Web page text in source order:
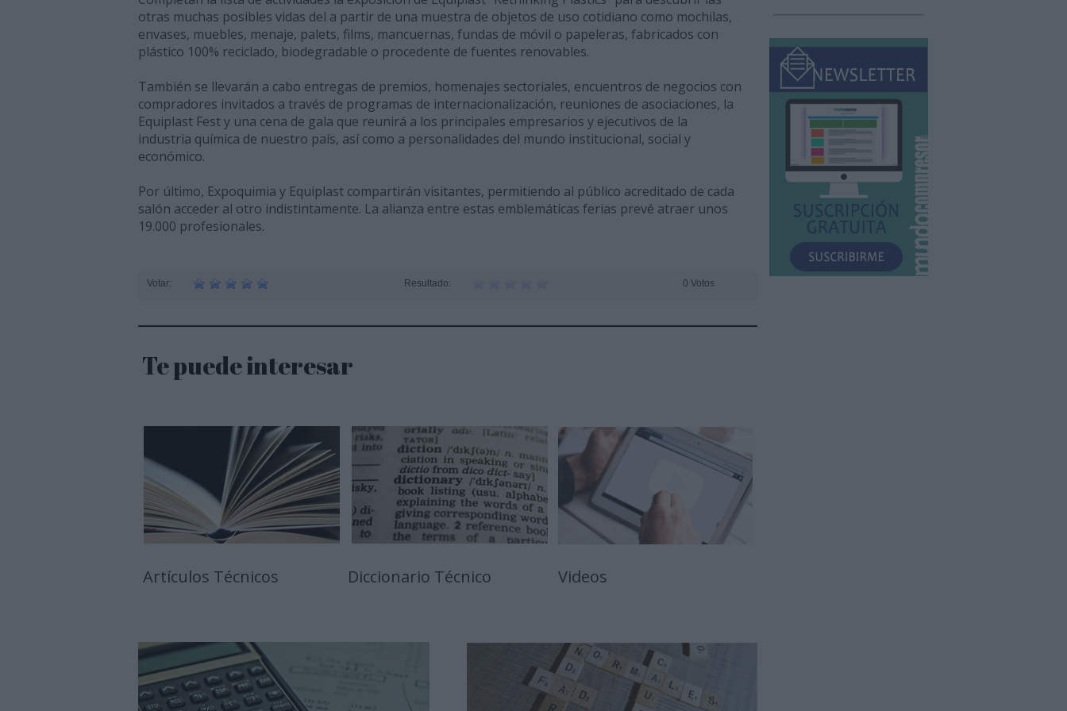
otras muchas posibles vidas del a partir de una muestra de objetos de uso cotidiano como mochilas,
envases, muebles, menaje, palets, films, mancuernas, fundas de móvil o papeleras, fabricados con
plástico 100% reciclado, biodegradable o procedente de fuentes renovables.
También se llevarán a cabo entregas de premios, homenajes sectoriales, encuentros de negocios con
compradores invitados a través de programas de internacionalización, reuniones de asociaciones, la
Equiplast Fest y una cena de gala que reunirá a los principales empresarios y ejecutivos de la
industria química de nuestro país, así como a personalidades del mundo institucional, social y
económico.
Por último, Expoquimia y Equiplast compartirán visitantes, permitiendo al público acreditado de cada
salón acceder al otro indistintamente. La alianza entre estas emblemáticas ferias prevé atraer unos
19.000 profesionales.
Votar: Resultado: 0 Votos
Te puede interesar
Artículos Técnicos Diccionario Técnico Videos